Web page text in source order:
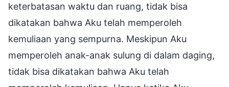
keterbatasan waktu dan ruang, tidak bisa
dikatakan bahwa Aku telah memperoleh
kemuliaan yang sempurna. Meskipun Aku
memperoleh anak-anak sulung di dalam daging,
tidak bisa dikatakan bahwa Aku telah